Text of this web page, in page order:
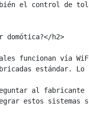
el control de
h2>
funcionan
estándar.
al
estos sistemas